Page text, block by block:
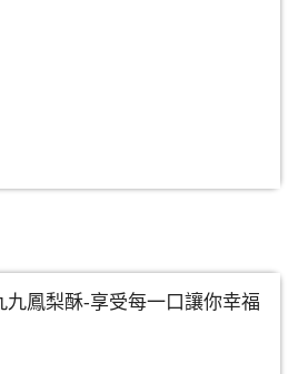
九鳳梨酥-享受每一口讓你幸福